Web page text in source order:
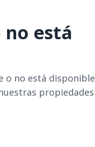
está
o no está disponible
propiedades